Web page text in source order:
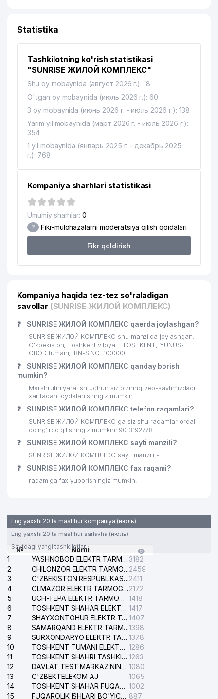
Statistika
Tashkilotning ko'rish statistikasi
"SUNRISE ЖИЛОЙ КОМПЛЕКС"
Shu oy mobaynida (август 2026 г.): 18
O'tgan oy mobaynida (июль 2026 г.): 60
3 oy mobaynida (июнь 2026 г. - июль 2026 г.): 138
Yarim yil mobaynida (март 2026 г. - июль 2026 г.):
354
1 yil mobaynida (январь 2025 г. - декабрь 2025
г.): 768
Kompaniya sharhlari statistikasi
Umumiy sharhlar: 0
? Fikr-mulohazalarni moderatsiya qilish qoidalari
Fikr qoldirish
Kompaniya haqida tez-tez so'raladigan
savollar (SUNRISE ЖИЛОЙ КОМПЛЕКС)
❓ SUNRISE ЖИЛОЙ КОМПЛЕКС qaerda joylashgan?
SUNRISE ЖИЛОЙ КОМПЛЕКС shu manzilda joylashgan:
O'zbekiston, Toshkent viloyati, TOSHKENT, YUNUS-
OBOD tumani, IBN-SINO, 100000.
❓
SUNRISE ЖИЛОЙ КОМПЛЕКС qanday borish
mumkin?
Marshrutni yaratish uchun siz bizning veb-saytimizdagi
xaritadan foydalanishingiz mumkin
❓ SUNRISE ЖИЛОЙ КОМПЛЕКС telefon raqamlari?
SUNRISE ЖИЛОЙ КОМПЛЕКС ga siz shu raqamlar orqali
qo’ng’iroq qilishingiz mumkin: 90 3192778
❓ SUNRISE ЖИЛОЙ КОМПЛЕКС sayti manzili?
SUNRISE ЖИЛОЙ КОМПЛЕКС sayti manzili -
❓ SUNRISE ЖИЛОЙ КОМПЛЕКС fax raqami?
raqamiga fax yuborishingiz mumkin.
Eng yaxshi 20 ta mashhur kompaniya (июль)
Eng yaxshi 20 ta mashhur sarlavha (июль)
Saytdagi yangi tashkilotlar
№
Nomi
1
YASHNOBOD ELEKTR TARMOG'I NOSOZLIKLARI XIZMATI 3182
2
CHILONZOR ELEKTR TARMOG'I NOSOZLIK XIZMATI2459
3
O'ZBEKISTON RESPUBLIKASI BOSH PROKURATURASI ISHONCH TELEFONI2411
4
OLMAZOR ELEKTR TARMOG'I NOSOZLIKLARI XIZMATI2172
5
UCH-TEPA ELEKTR TARMOG'I NOSOZLIKLARI XIZMATI 1418
6
TOSHKENT SHAHAR ELEKTR TARMOQLARI KORXONASI AJ 1417
7
SHAYXONTOHUR ELEKTR TARMOG'I NOSOZLIKLARINI TUZATISH XIZMATI 1407
8
SAMARQAND ELEKTR TARMOQLARI AJ1398
9
SURXONDARYO ELEKTR TARMOQLARI AJ 1378
10
TOSHKENT TUMANI ELEKTR TARMOG'I AVARIYA XIZMATI 1286
11
TOSHKENT SHAHRI TASHKILOT TELEFONLARI HAQIDA MA'LUMOT BYUROSI 1263
12
DAVLAT TEST MARKAZINING ISHONCH TELEFONLARI 1080
13
O'ZBEKTELEKOM AJ
1065
14
TOSHKENT SHAHAR FUQAROLIK ISHLARI BO'YICHA SUDI 1002
15
FUQAROLIK ISHLARI BO'YICHA YAKKASAROY TUMANLARARO SUDI 887